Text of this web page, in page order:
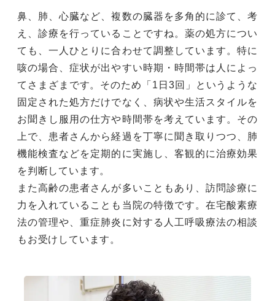
鼻、肺、心臓など、複数の臓器を多角的に診て、考
え、診療を行っていることですね。薬の処方につい
ても、一人ひとりに合わせて調整しています。特に
咳の場合、症状が出やすい時期・時間帯は人によっ
てさまざまです。そのため「1日3回」というような
固定された処方だけでなく、病状や生活スタイルを
お聞きし服用の仕方や時間帯を考えています。その
上で、患者さんから経過を丁寧に聞き取りつつ、肺
機能検査などを定期的に実施し、客観的に治療効果
を判断しています。
また高齢の患者さんが多いこともあり、訪問診療に
力を入れていることも当院の特徴です。在宅酸素療
法の管理や、重症肺炎に対する人工呼吸療法の相談
もお受けしています。